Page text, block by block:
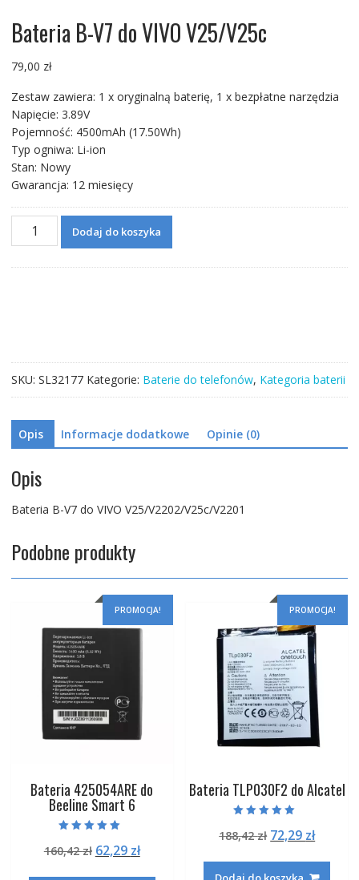
Bateria B-V7 do VIVO V25/V25c
79,00 zł
Zestaw zawiera: 1 x oryginalną baterię, 1 x bezpłatne narzędzia
Napięcie: 3.89V
Pojemność: 4500mAh (17.50Wh)
Typ ogniwa: Li-ion
Stan: Nowy
Gwarancja: 12 miesięcy
ilość
Bateria
Dodaj do koszyka
SKU: SL32177 Kategorie: Baterie do telefonów, Kategoria baterii
Opis Informacje dodatkowe Opinie (0)
Opis
Bateria B-V7 do VIVO V25/V2202/V25c/V2201
Podobne produkty
PROMOCJA!
Bateria 425054ARE do
Beeline Smart 6
5.00
na 5
160,42zł Pierwotna
62,29 złAktualna
PROMOCJA!
Bateria TLP030F2 do Alcatel
5.00
na 5
188,42zł Pierwotna
wynosiła:
72,29 zł